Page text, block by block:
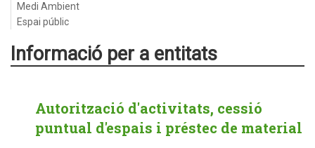
Medi Ambient
Espai públic
Informació per a entitats
Autorització d'activitats, cessió
puntual d'espais i préstec de material